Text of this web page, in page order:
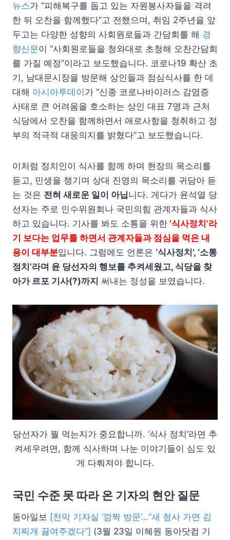
뉴스가 “피해복구를 돕고 있는 자원봉사자들을 격려
한 뒤 오찬을 함께했다”고 전했으며, 취임 2주년을 앞
두고는 다양한 성향의 사회원로들과 간담회를 해 경
향신문이 “사회원로들을 청와대로 초청해 오찬간담회
를 가질 예정”이라고 보도했습니다. 코로나19 확산 초
기, 남대문시장을 방문해 상인들과 점심식사를 한 데
대해 아시아투데이 가 “신종 코로나바이러스 감염증
사태로 큰 어려움을 호소하는 상인 대표 7명과 근처
식당에서 오찬을 함께하면서 애로사항을 청취하고 정
부의 적극적 대응의지를 밝혔다”고 보도했습니다.
이처럼 정치인이 식사를 함께 하며 현장의 목소리를
듣고, 민생을 챙기며 상대 진영의 목소리를 귀담아 듣
는 것은 전혀 새로운 일이 아닙니다. 게다가 윤석열 당
선자는 주로 인수위원회나 국민의힘 관계자들과 식사
하고 있습니다. 기사를 봐도 소통을 위한 ‘식사정치’라
기 보다는 업무를 하면서 관계자들과 점심을 먹은 내
용이 대부분입니다. 그럼에도 언론은 ‘식사정치’, ‘소통
정치’라며 윤 당선자의 행보를 추켜세웠고, 식당을 찾
아가 르포 기사(?)까지 써내는 정성을 보였습니다.
당선자가 뭘 먹는지가 중요합니까. ‘식사 정치’라면 추
켜세우려면, 함께 식사하며 나눈 이야기들이 심도 있
게 다뤄져야 합니다.
국민 수준 못 따라 온 기자의 현안 질문
동아일보 [천막 기자실 ‘깜짝 방문’…“새 청사 가면 김
치찌개 끓여주겠다”] (3월 23일 이혜원 동아닷컴 기